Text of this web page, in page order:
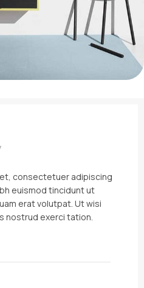
consectetuer adipiscing
euismod tincidunt ut
erat volutpat. Ut wisi
nostrud exerci tation.